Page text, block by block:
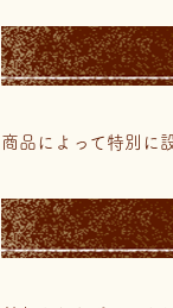
商品によって特別に